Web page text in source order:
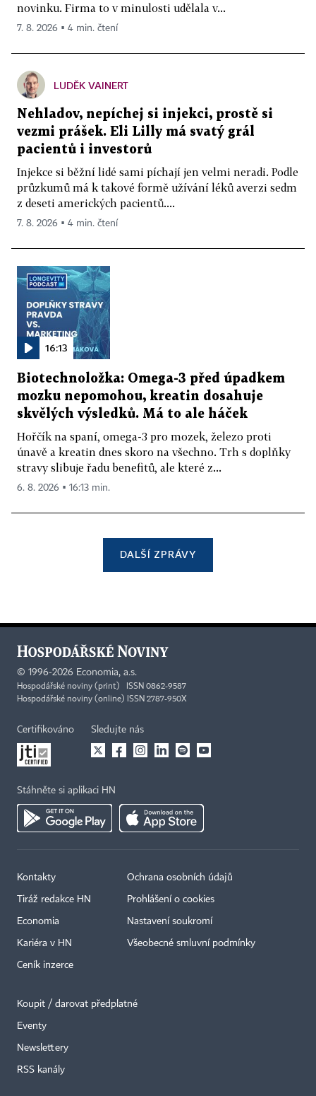
novinku. Firma to v minulosti udělala v...
7. 8. 2026 ▪ 4 min. čtení
LUDĚK VAINERT
Nehladov, nepíchej si injekci, prostě si
vezmi prášek. Eli Lilly má svatý grál
pacientů i investorů
Injekce si běžní lidé sami píchají jen velmi neradi. Podle
průzkumů má k takové formě užívání léků averzi sedm
z deseti amerických pacientů....
7. 8. 2026 ▪ 4 min. čtení
16:13
Biotechnoložka: Omega-3 před úpadkem
mozku nepomohou, kreatin dosahuje
skvělých výsledků. Má to ale háček
Hořčík na spaní, omega-3 pro mozek, železo proti
únavě a kreatin dnes skoro na všechno. Trh s doplňky
stravy slibuje řadu benefitů, ale které z...
6. 8. 2026 ▪ 16:13 min.
DALŠÍ ZPRÁVY
© 1996-2026 Economia, a.s.
Hospodářské noviny (print) ISSN 0862-9587
Hospodářské noviny (online) ISSN 2787-950X
Certifikováno Sledujte nás
Stáhněte si aplikaci HN
Kontakty
Tiráž redakce HN
Economia
Kariéra v HN
Ceník inzerce
Ochrana osobních údajů
Prohlášení o cookies
Nastavení soukromí
Všeobecné smluvní podmínky
Koupit / darovat předplatné
Eventy
Newslettery
RSS kanály